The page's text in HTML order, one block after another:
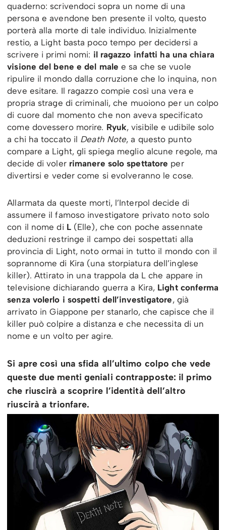
quaderno: scrivendoci sopra un nome di una
persona e avendone ben presente il volto, questo
porterà alla morte di tale individuo. Inizialmente
restio, a Light basta poco tempo per decidersi a
scrivere i primi nomi: il ragazzo infatti ha una chiara
visione del bene e del malee sa che se vuole
ripulire il mondo dalla corruzione che lo inquina, non
deve esitare. Il ragazzo compie così una vera e
propria strage di criminali, che muoiono per un colpo
di cuore dal momento che non aveva specificato
come dovessero morire. Ryuk, visibile e udibile solo
a chi ha toccato il Death Note, a questo punto
compare a Light, gli spiega meglio alcune regole, ma
decide di voler rimanere solo spettatore per
divertirsi e veder come si evolveranno le cose.
Allarmata da queste morti, l’Interpol decide di
assumere il famoso investigatore privato noto solo
con il nome di L(Elle), che con poche assennate
deduzioni restringe il campo dei sospettati alla
provincia di Light, noto ormai in tutto il mondo con il
soprannome di Kira (una storpiatura dell’inglese
killer). Attirato in una trappola da L che appare in
televisione dichiarando guerra a Kira, Light conferma
senza volerlo i sospetti dell’investigatore, già
arrivato in Giappone per stanarlo, che capisce che il
killer può colpire a distanza e che necessita di un
nome e un volto per agire.
Si apre così una sfida all’ultimo colpo che vede
queste due menti geniali contrapposte: il primo
che riuscirà a scoprire l’identità dell’altro
riuscirà a trionfare.